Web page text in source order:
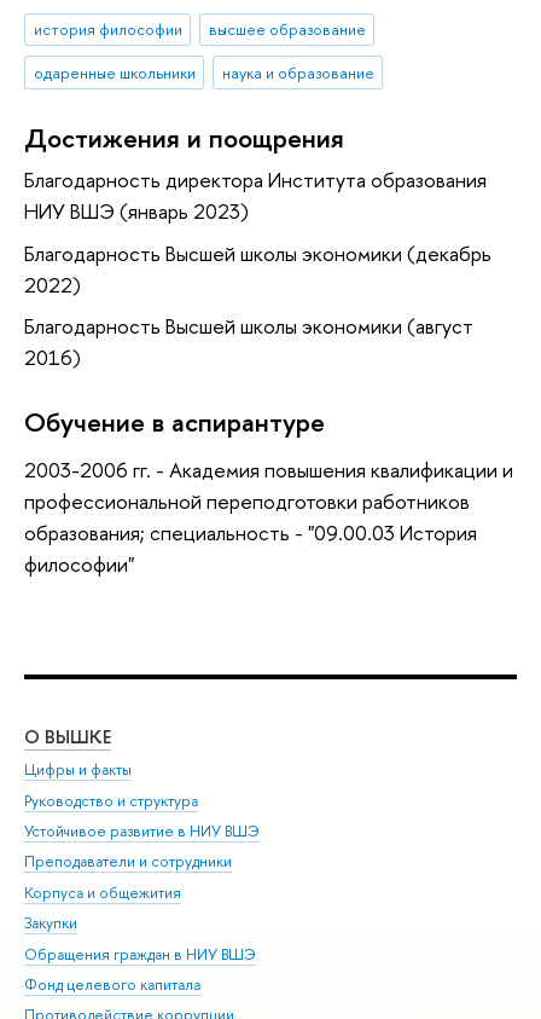
история философии
высшее образование
одаренные школьники
наука и образование
Достижения и поощрения
Благодарность директора Института образования
НИУ ВШЭ (январь 2023)
Благодарность Высшей школы экономики (декабрь
2022)
Благодарность Высшей школы экономики (август
2016)
Обучение в аспирантуре
2003-2006 гг. - Академия повышения квалификации и
профессиональной переподготовки работников
образования; специальность - "09.00.03 История
философии"
О ВЫШКЕ
Цифры и факты
Руководство и структура
Устойчивое развитие в НИУ ВШЭ
Преподаватели и сотрудники
Корпуса и общежития
Закупки
Обращения граждан в НИУ ВШЭ
Фонд целевого капитала